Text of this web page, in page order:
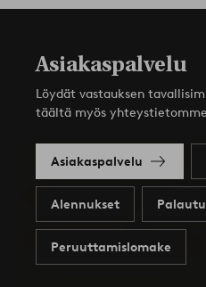
Asiakaspalvelu
Löydät vastauksen
täältä myös
Asiakaspalvelu
Alennukset
Peruuttamislomake